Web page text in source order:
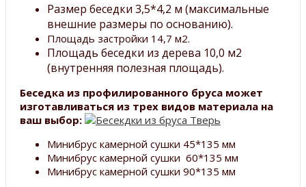
Размер беседки 3,5*4,2 м (максимальные
внешние размеры по основанию).
Площадь застройки 14,7 м2.
Площадь беседки из дерева 10,0 м2
(внутренняя полезная площадь).
Беседка из профилированного бруса может
изготавливаться из трех видов материала на
ваш выбор:
Минибрус камерной сушки 45*135 мм
Минибрус камерной сушки 60*135 мм
Минибрус камерной сушки 90*135 мм